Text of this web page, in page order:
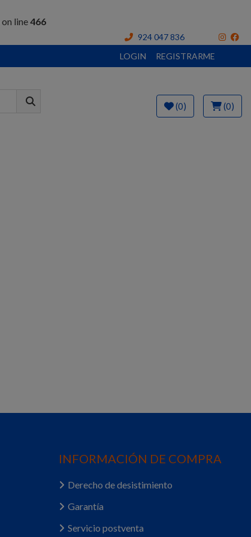
on line466
924 047 836
LOGIN REGISTRARME
(0) (0)
INFORMACIÓN DE COMPRA
Derecho de desistimiento
Garantía
Servicio postventa